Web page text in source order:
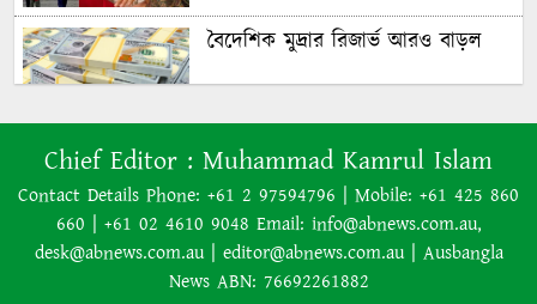
বৈদেশিক মুদ্রার রিজার্ভ আরও বাড়ল
৭০ বছর আগে যা ‍দিয়ে শুরু হয়েছিল
বাংলাদেশের চলচ্চিত্র ‘মুখ ও মুখোশ’
নিউজিল্যান্ডে ৫.৯ মাত্রার শক্তিশালী
ভূমিকম্প
Chief Editor : Muhammad Kamrul Islam
Contact Details Phone: +61 2 97594796 | Mobile: +61 425 860
660 | +61 02 4610 9048 Email: info@abnews.com.au,
desk@abnews.com.au | editor@abnews.com.au | Ausbangla
News ABN: 76692261882